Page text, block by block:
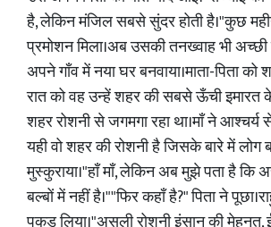
है, लेकिन मंजिल सबसे सुंदर होती है।"कुछ
प्रमोशन मिला।अब उसकी तनख्वाह भी
अपने गाँव में नया घर बनवाया।माता-पिता को
रात को वह उन्हें शहर की सबसे ऊँची इमारत
शहर रोशनी से जगमगा रहा था।माँ ने आश्चर्य
यही वो शहर की रोशनी है जिसके बारे में लोग
मुस्कुराया।"हाँ माँ, लेकिन अब मुझे पता है कि
बल्बों में नहीं है।""फिर कहाँ है?" पिता ने